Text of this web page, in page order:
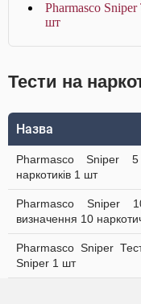
Pharmasco
шт
Тести на
Назва
Pharmasco Sniper
наркотиків 1 шт
Pharmasco Sniper
визначення 10
Pharmasco Sniper
Sniper 1 шт